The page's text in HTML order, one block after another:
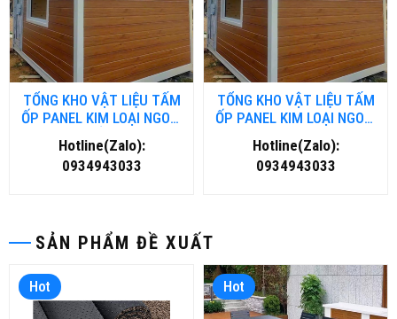
SẢN PHẨM ĐỀ XUẤT
Hot Hot
TỔNG KHO VẬT LIỆU TẤM
ỐP PANEL KIM LOẠI NGOÀI
TRỜI TẠI HỒ CHÍ MINH
Hotline(Zalo):
0934943033
TỔNG KHO VẬT LIỆU TẤM
ỐP PANEL KIM LOẠI NGOÀI
TRỜI TẠI HÀ NỘI
Hotline(Zalo):
0934943033